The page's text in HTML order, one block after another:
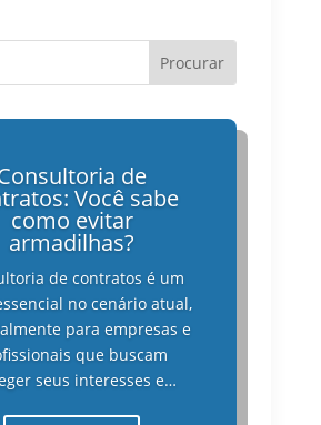
de
Você sabe
como evitar
armadilhas?
de contratos é um
no cenário atual,
para empresas e
que buscam
seus interesses e…